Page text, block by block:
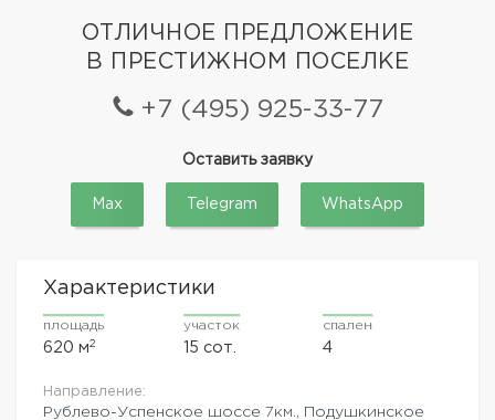
ОТЛИЧНОЕ ПРЕДЛОЖЕНИЕ
В ПРЕСТИЖНОМ ПОСЕЛКЕ
+7 (495) 925-33-77
Оставить заявку
Max Telegram WhatsApp
Характеристики
площадь
620 м2
участок
15 сот.
спален
4
Направление:
Рублево-Успенское шоссе 7км.,
Подушкинское